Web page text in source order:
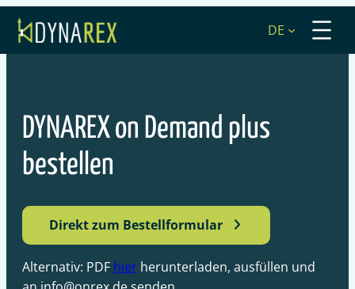
Zum
Inhalt
springen
DE
DYNAREX on Demand plus
bestellen
Direkt zum Bestellformular
Alternativ: PDF hier herunterladen, ausfüllen und